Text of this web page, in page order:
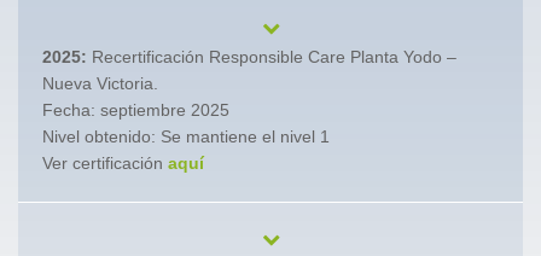
2025: Recertificación Responsible Care Planta Yodo –
Nueva Victoria.
Fecha: septiembre 2025
Nivel obtenido: Se mantiene el nivel 1
Ver certificación aquí